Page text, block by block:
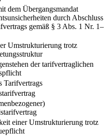
dem Übergangsmandat
durch Abschluss
gemäß § 3 Abs. 1 Nr. 1–
Umstrukturierung trotz
der tarifvertraglichen
Tarifvertrags
einer Umstrukturierung trotz